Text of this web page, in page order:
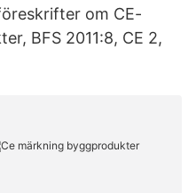
om CE-
BFS 2011:8, CE 2,